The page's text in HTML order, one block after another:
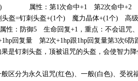
J) 属性：第1次命中+1 第2次命中+2
=钉刺头盔+(1个) 魔力晶体+(1个) 高级
性：防御5 生命回复+1，重点：不会诅咒、
回复量 第2次+1hp跟1hp回复量第3次6防
钉刺头盔，顶被诅咒的头盔，会使智力降
分为永久诅咒(红色)、一般(白色)、受祝福